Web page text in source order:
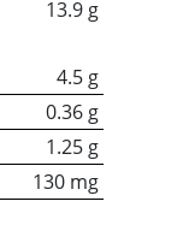
13.9 g
4.5 g
0.36 g
1.25 g
130 mg